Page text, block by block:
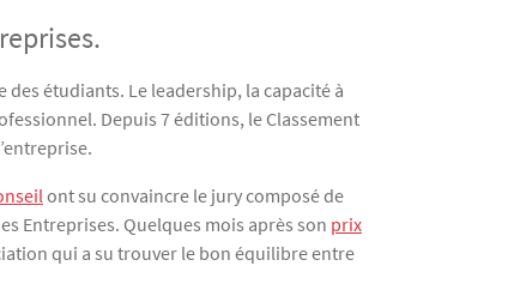
étudiants. Le leadership, la capacité à
Depuis 7 éditions, le Classement
ont su convaincre le jury composé de
Entreprises. Quelques mois après son prix
qui a su trouver le bon équilibre entre